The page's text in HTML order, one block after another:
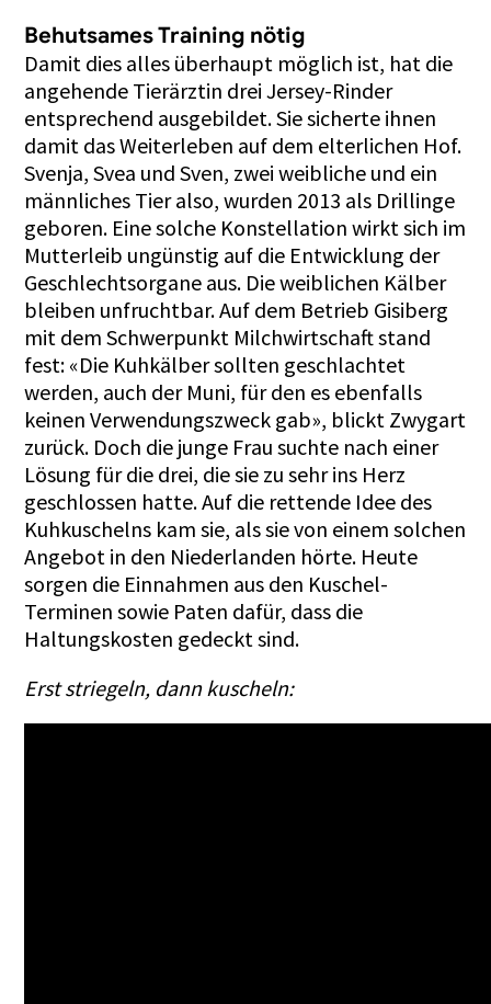
Behutsames Training nötig
Damit dies alles überhaupt möglich ist, hat die
angehende Tierärztin drei Jersey-Rinder
entsprechend ausgebildet. Sie sicherte ihnen
damit das Weiterleben auf dem elterlichen Hof.
Svenja, Svea und Sven, zwei weibliche und ein
männliches Tier also, wurden 2013 als Drillinge
geboren. Eine solche Konstellation wirkt sich im
Mutterleib ungünstig auf die Entwicklung der
Geschlechtsorgane aus. Die weiblichen Kälber
bleiben unfruchtbar. Auf dem Betrieb Gisiberg
mit dem Schwerpunkt Milchwirtschaft stand
fest: «Die Kuhkälber sollten geschlachtet
werden, auch der Muni, für den es ebenfalls
keinen Verwendungszweck gab», blickt Zwygart
zurück. Doch die junge Frau suchte nach einer
Lösung für die drei, die sie zu sehr ins Herz
geschlossen hatte. Auf die rettende Idee des
Kuhkuschelns kam sie, als sie von einem solchen
Angebot in den Niederlanden hörte. Heute
sorgen die Einnahmen aus den Kuschel-
Terminen sowie Paten dafür, dass die
Haltungskosten gedeckt sind.
Erst striegeln, dann kuscheln: